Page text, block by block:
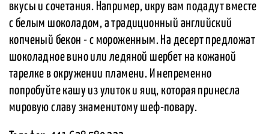
вкусы и сочетания. Например, икру вам подадут вместе
с белым шоколадом, а традиционный английский
копченый бекон - с мороженным. На десерт предложат
шоколадное вино или ледяной шербет на кожаной
тарелке в окружении пламени. И непременно
попробуйте кашу из улиток и яиц, которая принесла
мировую славу знаменитому шеф-повару.